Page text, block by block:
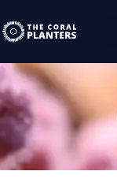
au
contenu